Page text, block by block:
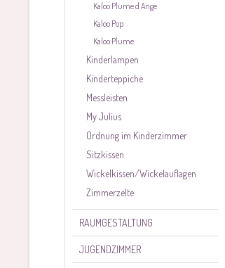
Kaloo Plume d Ange
Kaloo Pop
Kaloo Plume
Kinderlampen
Kinderteppiche
Messleisten
My Julius
Ordnung im Kinderzimmer
Sitzkissen
Wickelkissen/Wickelauflagen
Zimmerzelte
RAUMGESTALTUNG
JUGENDZIMMER